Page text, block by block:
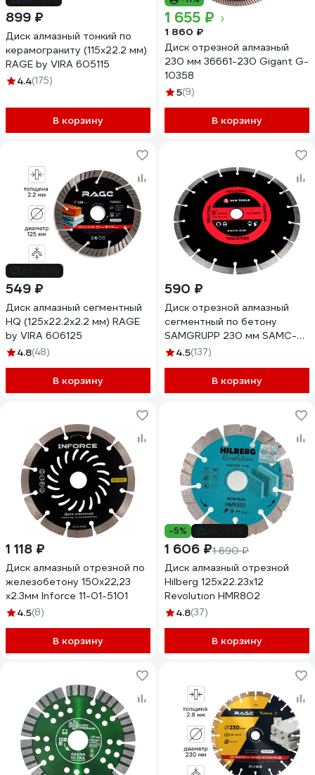
899 ₽
Диск алмазный тонкий по
керамограниту (115х22.2 мм)
RAGE by VIRA 605115
4.4(175)
В корзину
1 655 ₽
1 860 ₽
Диск отрезной алмазный
230 мм 36661-230 Gigant G-
10358
5(9)
В корзину
549 ₽
Диск алмазный сегментный
HQ (125х22.2х2.2 мм) RAGE
by VIRA 606125
4.8(48)
В корзину
590 ₽
Диск отрезной алмазный
сегментный по бетону
SAMGRUPP 230 мм SAMC-
018001230
4.5(137)
В корзину
1 118 ₽
Диск алмазный отрезной по
железобетону 150x22,23
x2.3мм Inforce 11-01-5101
4.5(8)
В корзину
-5%
1 606 ₽1 690 ₽
Диск алмазный отрезной
Hilberg 125x22.23x12
Revolution HMR802
4.8(37)
В корзину